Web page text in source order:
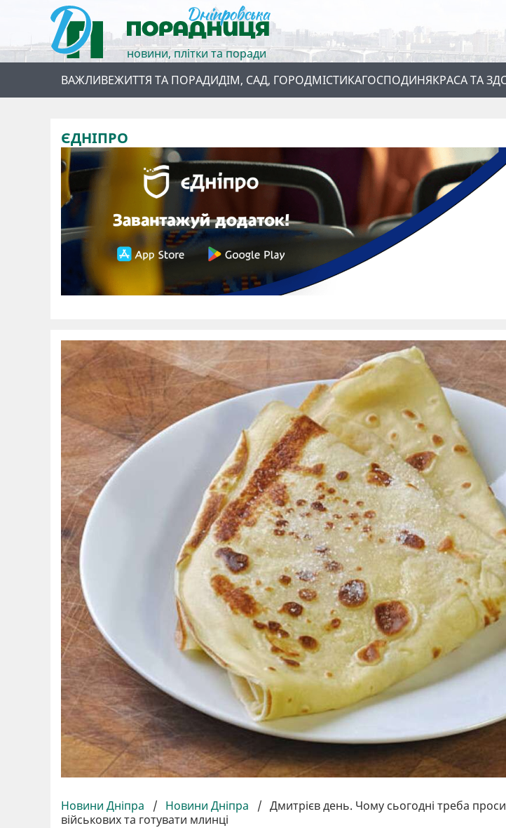
новини, плітки та поради
ВАЖЛИВЕЖИТТЯ ТА ПОРАДИДІМ, САД, ГОРОДМІСТИКАГОСПОДИНЯКРАСА ТА
ЄДНІПРО
Новини Дніпра / Новини Дніпра / Дмитрієв день. Чому сьогодні треба
військових та готувати млинці